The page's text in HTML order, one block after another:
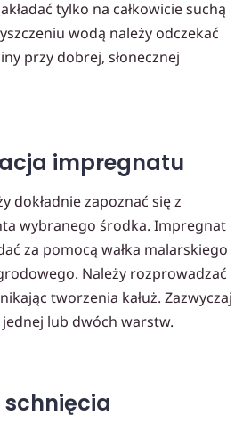
tylko na całkowicie suchą
wodą należy odczekać
przy dobrej, słonecznej
impregnatu
dokładnie zapoznać się z
wybranego środka. Impregnat
za pomocą wałka malarskiego
Należy rozprowadzać
tworzenia kałuż. Zazwyczaj
jednej lub dwóch warstw.
schnięcia